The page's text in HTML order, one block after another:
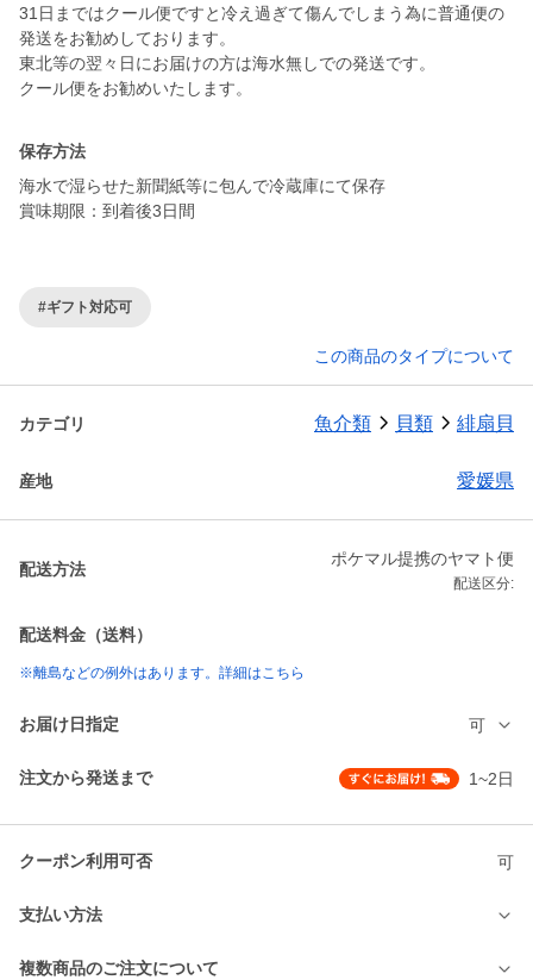
31日まではクール便ですと冷え過ぎて傷んでしまう為に普通便の
発送をお勧めしております。
東北等の翌々日にお届けの方は海水無しでの発送です。
クール便をお勧めいたします。
保存方法
海水で湿らせた新聞紙等に包んで冷蔵庫にて保存
賞味期限：到着後3日間
#ギフト対応可
この商品のタイプについて
カテゴリ 魚介類 貝類 緋扇貝
産地 愛媛県
配送方法
ポケマル提携のヤマト便
配送区分:
配送料金（送料）
※離島などの例外はあります。詳細はこちら
お届け日指定 可
注文から発送まで 1~2日
クーポン利用可否 可
支払い方法
複数商品のご注文について